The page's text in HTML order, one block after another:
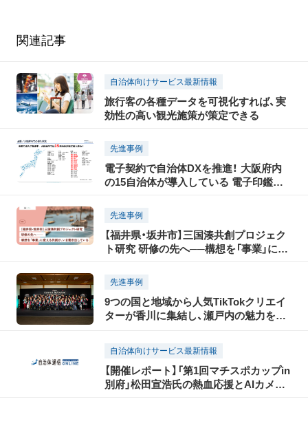
関連記事
自治体向けサービス最新情報
旅行客の各種データを可視化すれば、実
効性の高い観光施策が策定できる
先進事例
電子契約で自治体DXを推進！ 大阪府内
の15自治体が導入している 電子印鑑
先進事例
【福井県・坂井市】三国湊共創プロジェク
ト研究 研修の先へ──構想を「事業」に変
先進事例
9つの国と地域から人気TikTokクリエイ
ターが香川に集結し、瀬戸内の魅力を
Connect By Tourism 〜瀬戸内の魅力発
信・裏瀬戸芸プロジェクト〜」開催レポー
ト（前編）
自治体向けサービス最新情報
【開催レポート】「第1回マチスポカップin
別府」松田宣浩氏の熱血応援とAIカメラ